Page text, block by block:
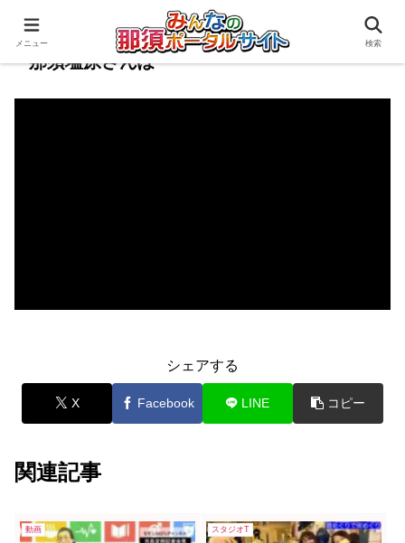
那須塩原さんぽ
シェアする
X Facebook LINE コピー
関連記事
動画 スタジオT
メニュー 検索